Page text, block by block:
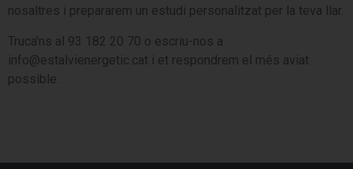
nosaltres i prepararem un estudi personalitzat per la teva llar.
Truca’ns al 93 182 20 70 o escriu-nos a
info@estalvienergetic.cat i et respondrem el més aviat
possible.